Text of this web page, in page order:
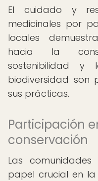
El cuidado y
medicinales por
locales
hacia la
sostenibilidad y
biodiversidad son
sus prácticas.
Participación
conservación
Las
papel crucial en